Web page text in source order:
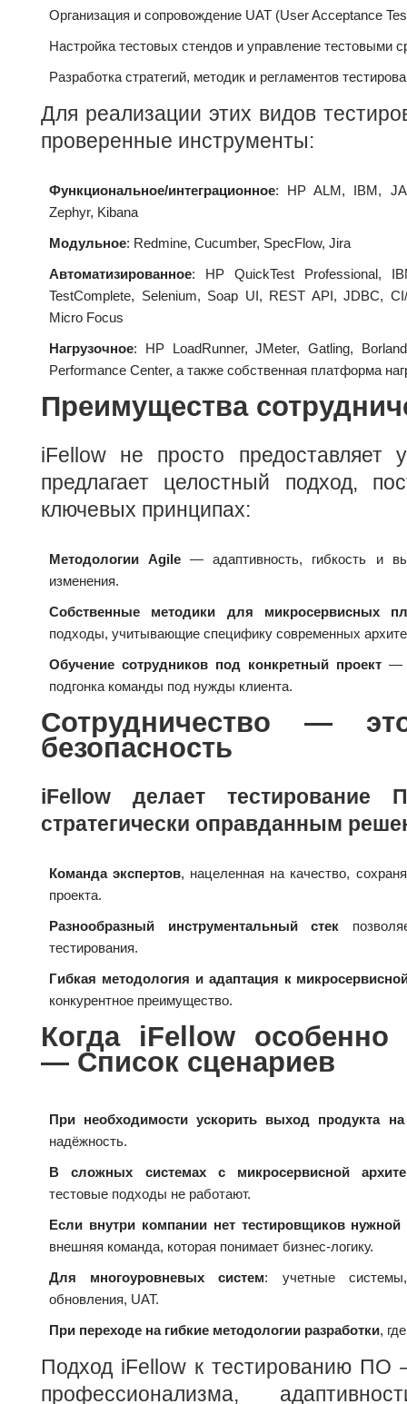
Организация и сопровождение UAT (User Acceptance
Настройка тестовых стендов и управление тестовыми
Разработка стратегий, методик и регламентов
Для реализации этих видов
проверенные инструменты:
Функциональное/интеграционное: HP ALM, IBM,
Zephyr, Kibana
Модульное: Redmine, Cucumber, SpecFlow, Jira
Автоматизированное: HP QuickTest Professional,
TestComplete, Selenium, Soap UI, REST API, JDBC,
Micro Focus
Нагрузочное: HP LoadRunner, JMeter, Gatling,
Performance Center, а также собственная платформа
Преимущества
iFellow не просто предоставляет
предлагает целостный подход,
ключевых принципах:
Методологии Agile — адаптивность, гибкость и
изменения.
Собственные методики для микросервисных
подходы, учитывающие специфику современных
Обучение сотрудников под конкретный проект —
подгонка команды под нужды клиента.
Сотрудничество —
безопасность
iFellow делает
стратегически оправданным
Команда экспертов, нацеленная на качество,
проекта.
Разнообразный инструментальный стек
тестирования.
Гибкая методология и адаптация к
конкурентное преимущество.
Когда iFellow особенно
— Список сценариев
При необходимости ускорить выход продукта
надёжность.
В сложных системах с микросервисной
тестовые подходы не работают.
Если внутри компании нет тестировщиков
внешняя команда, которая понимает бизнес-логику.
Для многоуровневых систем: учетные
обновления, UAT.
При переходе на гибкие методологии разработки,
Подход iFellow к тестированию ПО
профессионализма,